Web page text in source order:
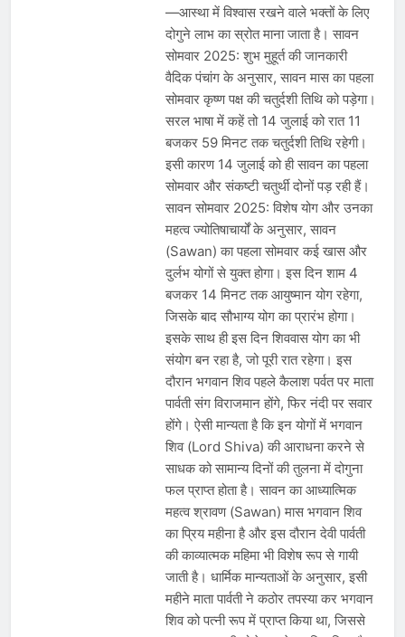
—आस्था में विश्वास रखने वाले भक्तों के लिए
दोगुने लाभ का स्रोत माना जाता है। सावन
सोमवार 2025: शुभ मुहूर्त की जानकारी
वैदिक पंचांग के अनुसार, सावन मास का पहला
सोमवार कृष्ण पक्ष की चतुर्दशी तिथि को पड़ेगा।
सरल भाषा में कहें तो 14 जुलाई को रात 11
बजकर 59 मिनट तक चतुर्दशी तिथि रहेगी।
इसी कारण 14 जुलाई को ही सावन का पहला
सोमवार और संकष्टी चतुर्थी दोनों पड़ रही हैं।
सावन सोमवार 2025: विशेष योग और उनका
महत्व ज्योतिषाचार्यों के अनुसार, सावन
(Sawan) का पहला सोमवार कई खास और
दुर्लभ योगों से युक्त होगा। इस दिन शाम 4
बजकर 14 मिनट तक आयुष्मान योग रहेगा,
जिसके बाद सौभाग्य योग का प्रारंभ होगा।
इसके साथ ही इस दिन शिववास योग का भी
संयोग बन रहा है, जो पूरी रात रहेगा। इस
दौरान भगवान शिव पहले कैलाश पर्वत पर माता
पार्वती संग विराजमान होंगे, फिर नंदी पर सवार
होंगे। ऐसी मान्यता है कि इन योगों में भगवान
शिव (Lord Shiva) की आराधना करने से
साधक को सामान्य दिनों की तुलना में दोगुना
फल प्राप्त होता है। सावन का आध्यात्मिक
महत्व श्रावण (Sawan) मास भगवान शिव
का प्रिय महीना है और इस दौरान देवी पार्वती
की काव्यात्मक महिमा भी विशेष रूप से गायी
जाती है। धार्मिक मान्यताओं के अनुसार, इसी
महीने माता पार्वती ने कठोर तपस्या कर भगवान
शिव को पत्नी रूप में प्राप्त किया था, जिससे